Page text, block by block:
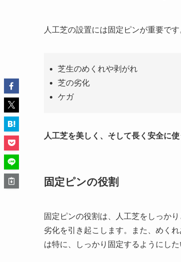
人工芝の設置には固定ピンが重要で
芝生のめくれや剥がれ
芝の劣化
ケガ
人工芝を美しく、そして長く安全に
固定ピンの役割
固定ピンの役割は、人工芝をしっか
劣化を引き起こします。また、めく
は特に、しっかり固定するようにした